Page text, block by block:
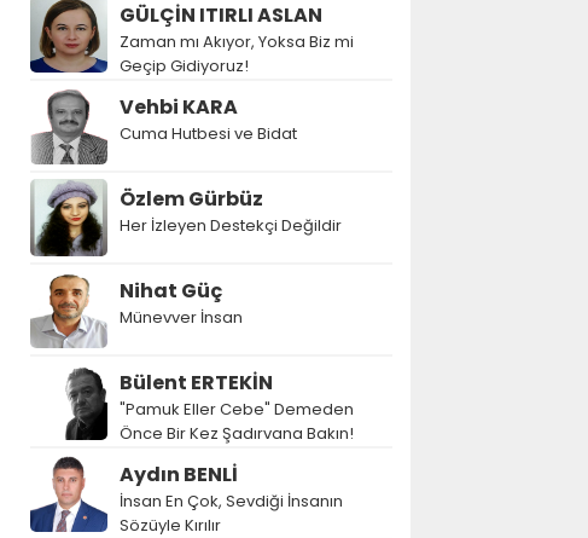
GÜLÇİN ITIRLI ASLAN
Zaman mı Akıyor, Yoksa Biz mi
Geçip Gidiyoruz!
Vehbi KARA
Cuma Hutbesi ve Bidat
Özlem Gürbüz
Her İzleyen Destekçi Değildir
Nihat Güç
Münevver İnsan
Bülent ERTEKİN
"Pamuk Eller Cebe" Demeden
Önce Bir Kez Şadırvana Bakın!
Aydın BENLİ
İnsan En Çok, Sevdiği İnsanın
Sözüyle Kırılır